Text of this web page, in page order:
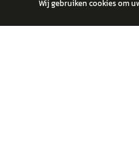
Wij gebruiken cookies om